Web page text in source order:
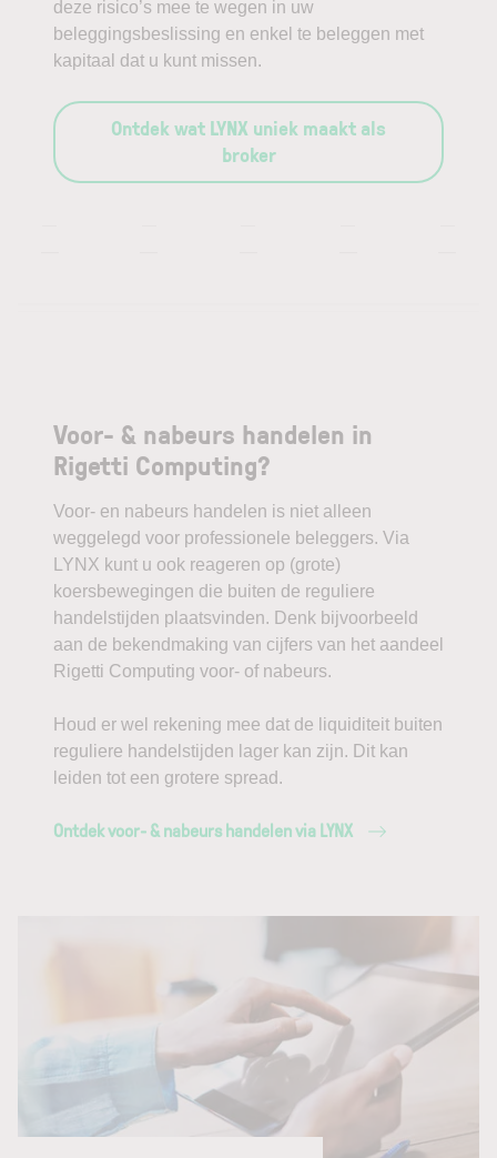
deze risico’s mee te wegen in uw
beleggingsbeslissing en enkel te beleggen met
kapitaal dat u kunt missen.
Ontdek wat LYNX uniek maakt als
broker
Voor- & nabeurs handelen in
Rigetti Computing?
Voor- en nabeurs handelen is niet alleen
weggelegd voor professionele beleggers. Via
LYNX kunt u ook reageren op (grote)
koersbewegingen die buiten de reguliere
handelstijden plaatsvinden. Denk bijvoorbeeld
aan de bekendmaking van cijfers van het aandeel
Rigetti Computing voor- of nabeurs.
Houd er wel rekening mee dat de liquiditeit buiten
reguliere handelstijden lager kan zijn. Dit kan
leiden tot een grotere spread.
Ontdek voor- & nabeurs handelen via LYNX